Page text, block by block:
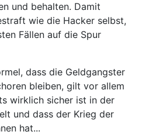
und behalten. Damit
wie die Hacker selbst,
Fällen auf die Spur
dass die Geldgangster
bleiben, gilt vor allem
wirklich sicher ist in der
und dass der Krieg der
hat...